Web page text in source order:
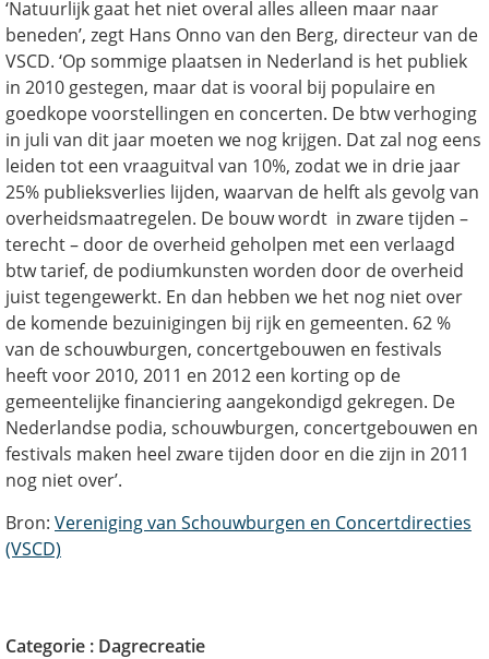
‘Natuurlijk gaat het niet overal alles alleen maar naar
beneden’, zegt Hans Onno van den Berg, directeur van de
VSCD. ‘Op sommige plaatsen in Nederland is het publiek
in 2010 gestegen, maar dat is vooral bij populaire en
goedkope voorstellingen en concerten. De btw verhoging
in juli van dit jaar moeten we nog krijgen. Dat zal nog eens
leiden tot een vraaguitval van 10%, zodat we in drie jaar
25% publieksverlies lijden, waarvan de helft als gevolg van
overheidsmaatregelen. De bouw wordt in zware tijden –
terecht – door de overheid geholpen met een verlaagd
btw tarief, de podiumkunsten worden door de overheid
juist tegengewerkt. En dan hebben we het nog niet over
de komende bezuinigingen bij rijk en gemeenten. 62 %
van de schouwburgen, concertgebouwen en festivals
heeft voor 2010, 2011 en 2012 een korting op de
gemeentelijke financiering aangekondigd gekregen. De
Nederlandse podia, schouwburgen, concertgebouwen en
festivals maken heel zware tijden door en die zijn in 2011
nog niet over’.
Bron: Vereniging van Schouwburgen en Concertdirecties
(VSCD)
Categorie : Dagrecreatie